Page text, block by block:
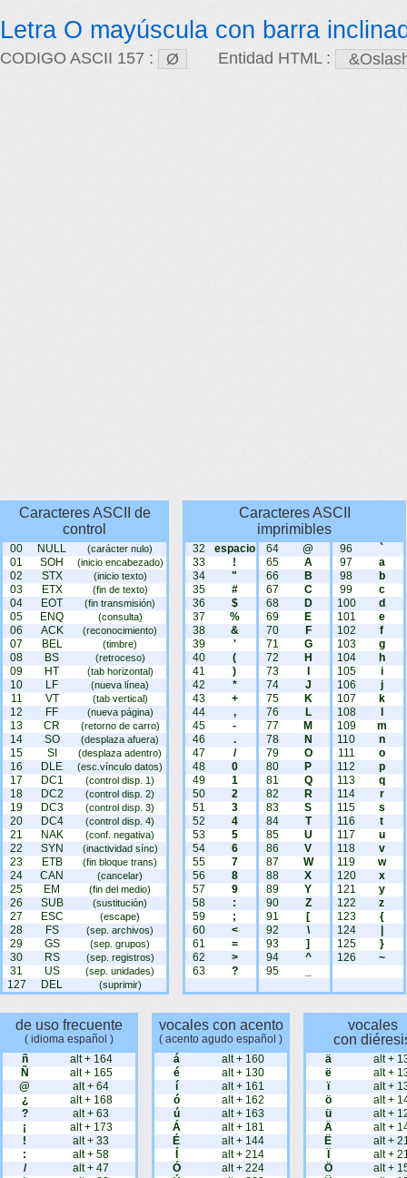
Letra O mayúscula con barra
CODIGO ASCII 157 : Entidad HTML :
Caracteres ASCII de
control
00 NULL (carácter nulo)
01 SOH (inicio encabezado)
02 STX (inicio texto)
03 ETX (fin de texto)
04 EOT (fin transmisión)
05 ENQ (consulta)
06 ACK (reconocimiento)
07 BEL (timbre)
08 BS (retroceso)
09 HT (tab horizontal)
10 LF (nueva línea)
11 VT (tab vertical)
12 FF (nueva página)
13 CR (retorno de carro)
14 SO (desplaza afuera)
15 SI (desplaza adentro)
16 DLE (esc.vínculo datos)
17 DC1 (control disp. 1)
18 DC2 (control disp. 2)
19 DC3 (control disp. 3)
20 DC4 (control disp. 4)
21 NAK (conf. negativa)
22 SYN (inactividad sínc)
23 ETB (fin bloque trans)
24 CAN (cancelar)
25 EM (fin del medio)
26 SUB (sustitución)
27 ESC (escape)
28 FS (sep. archivos)
29 GS (sep. grupos)
30 RS (sep. registros)
31 US (sep. unidades)
127 DEL (suprimir)
Caracteres ASCII
imprimibles
32
espacio
33
!
34
"
35
#
36
$
37
%
38
&
39
'
40
(
41
)
42
*
43
+
44
,
45
-
46
.
47
/
48
0
49
1
50
2
51
3
52
4
53
5
54
6
55
7
56
8
57
9
58
:
59
;
60
<
61
=
62
>
63
?
64
@
65
A
66
B
67
C
68
D
69
E
70
F
71
G
72
H
73
74
J
75
K
76
L
77
M
78
N
79
O
80
P
81
Q
82
R
83
S
84
T
85
U
86
V
87
W
88
X
89
Y
90
Z
91
[
92
\
93
]
94
^
95
96
`
97
a
98
b
99
c
100
d
101
e
102
f
103
g
104
h
105
i
106
j
107
k
108
109
m
110
n
111
o
112
p
113
q
114
r
115
s
116
t
117
u
118
v
119
w
120
x
121
y
122
z
123
{
124
125
}
126
~
de uso frecuente
( idioma español )
ñ
alt + 164
Ñ
alt + 165
@
alt + 64
¿
alt + 168
?
alt + 63
¡
alt + 173
!
alt + 33
:
alt + 58
/
alt + 47
vocales con acento
( acento agudo español )
á
alt + 160
é
alt + 130
í
alt + 161
ó
alt + 162
ú
alt + 163
Á
alt + 181
É
alt + 144
alt + 214
Ó
alt + 224
vocales
con
ä
alt +
ë
alt +
ï
alt +
ö
alt +
ü
alt +
Ä
alt +
Ë
alt +
alt +
Ö
alt +